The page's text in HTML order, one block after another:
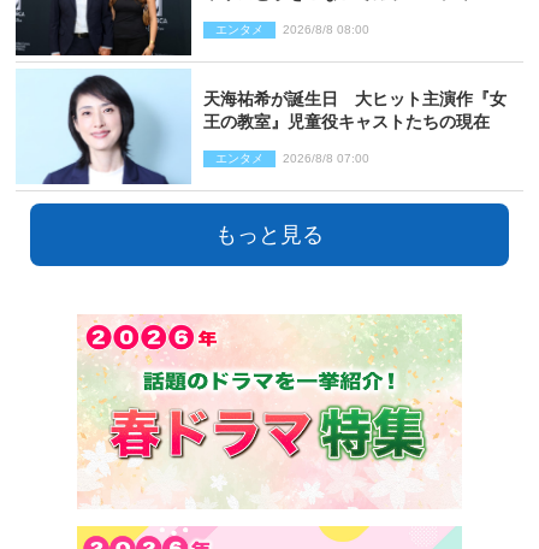
エンタメ 2026/8/8 08:00
天海祐希が誕生日 大ヒット主演作『女
王の教室』児童役キャストたちの現在
エンタメ 2026/8/8 07:00
もっと見る